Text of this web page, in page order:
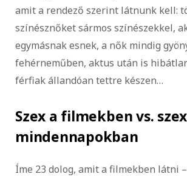
amit a rendező szerint látnunk kell:
színésznőket sármos színészekkel,
egymásnak esnek, a nők mindig
fehérneműben, aktus után is
férfiak állandóan tettre készen…
Szex a filmekben vs.
mindennapokban
Íme 23 dolog, amit a filmekben látni